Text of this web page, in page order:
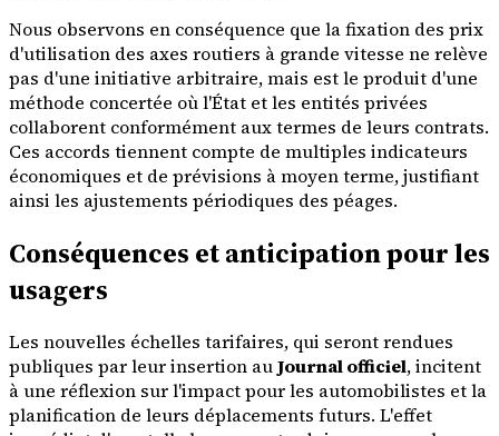
Nous observons en conséquence que la fixation des prix
d'utilisation des axes routiers à grande vitesse ne relève
pas d'une initiative arbitraire, mais est le produit d'une
méthode concertée où l'État et les entités privées
collaborent conformément aux termes de leurs contrats.
Ces accords tiennent compte de multiples indicateurs
économiques et de prévisions à moyen terme, justifiant
ainsi les ajustements périodiques des péages.
Conséquences et anticipation pour les
usagers
Les nouvelles échelles tarifaires, qui seront rendues
publiques par leur insertion auJournal officiel, incitent
à une réflexion sur l'impact pour les automobilistes et la
planification de leurs déplacements futurs. L'effet